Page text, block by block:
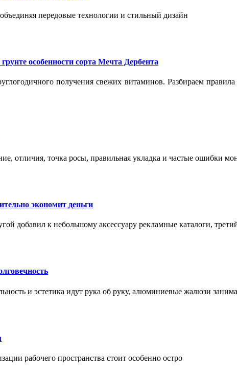
передовые технологии и стильный дизайн
особенности сорта Мечта Дербента
получения свежих витаминов. Разбираем
отличия, точка росы, правильная укладка и частые ошибки
экономит деньги
добавил к небольшому аксессуару рекламные каталоги,
и эстетика идут рука об руку, алюминиевые жалюзи
рабочего пространства стоит особенно остро